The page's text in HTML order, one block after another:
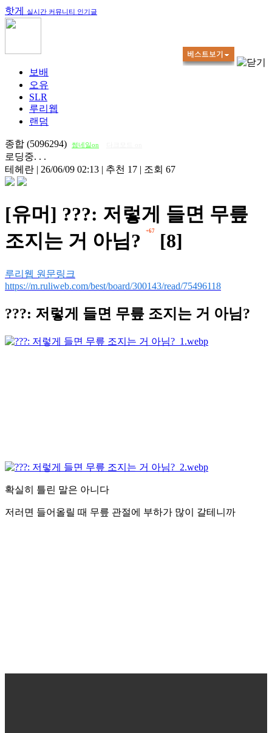
핫게 실시간 커뮤니티 인기글
보배
오유
SLR
루리웹
랜덤
종합 (5096294) 썸네일on
로딩중. . .
테헤란 | 26/06/09 02:13 | 추천 17 | 조회 67
[유머] ???: 저렇게 들면 무릎
조지는 거 아님?
+67 [8]
루리웹 원문링크
https://m.ruliweb.com/best/board/300143/read/75496118
???: 저렇게 들면 무릎 조지는 거 아님?
확실히 틀린 말은 아니다
저러면 들어올릴 때 무릎 관절에 부하가 많이 갈테니까